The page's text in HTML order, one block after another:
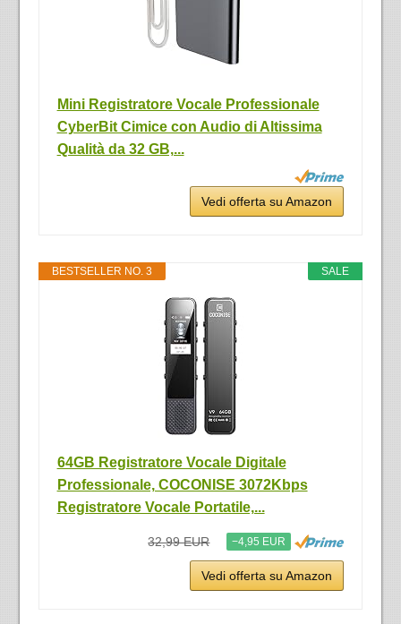
Mini Registratore Vocale Professionale
CyberBit Cimice con Audio di Altissima
Qualità da 32 GB,...
Vedi offerta su Amazon
SALE
BESTSELLER NO. 3
64GB Registratore Vocale Digitale
Professionale, COCONISE 3072Kbps
Registratore Vocale Portatile,...
32,99 EUR −4,95 EUR
Vedi offerta su Amazon